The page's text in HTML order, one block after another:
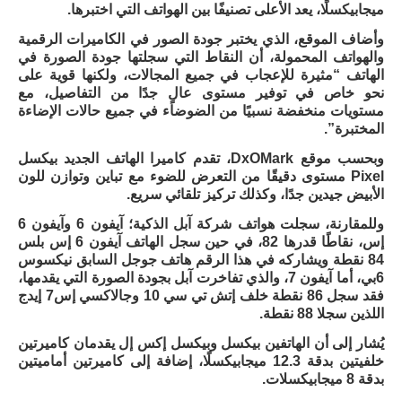
ميجابيكسلًا، يعد الأعلى تصنيفًا بين الهواتف التي اختبرها.
وأضاف الموقع، الذي يختبر جودة الصور في الكاميرات الرقمية
والهواتف المحمولة، أن النقاط التي سجلتها جودة الصورة في
الهاتف “مثيرة للإعجاب في جميع المجالات، ولكنها قوية على
نحو خاص في توفير مستوى عالٍ جدًا من التفاصيل، مع
مستويات منخفضة نسبيًا من الضوضاء في جميع حالات الإضاءة
المختبرة”.
وبحسب موقع DxOMark، تقدم كاميرا الهاتف الجديد بيكسل
Pixel مستوى دقيقًا من التعرض للضوء مع تباين وتوازن للون
الأبيض جيدين جدًا، وكذلك تركيز تلقائي سريع.
وللمقارنة، سجلت هواتف شركة آبل الذكية؛ آيفون 6 وآيفون 6
إس، نقاطًا قدرها 82، في حين سجل الهاتف آيفون 6 إس بلس
84 نقطة ويشاركه في هذا الرقم هاتف جوجل السابق نيكسوس
6بي، أما آيفون 7، والذي تفاخرت آبل بجودة الصورة التي يقدمها،
فقد سجل 86 نقطة خلف إتش تي سي 10 وجالاكسي إس7 إيدج
اللذين سجلا 88 نقطة.
يُشار إلى أن الهاتفين بيكسل وبيكسل إكس إل يقدمان كاميرتين
خلفيتين بدقة 12.3 ميجابيكسلًا، إضافة إلى كاميرتين أماميتين
بدقة 8 ميجابيكسلات.